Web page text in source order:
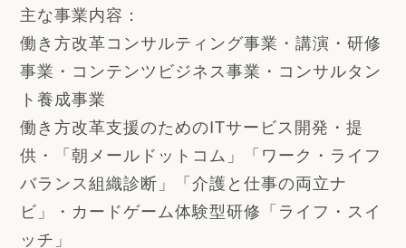
主な事業内容：
働き方改革コンサルティング事業・講演・研修
事業・コンテンツビジネス事業・コンサルタン
ト養成事業
働き方改革支援のためのITサービス開発・提
供・「朝メールドットコム」「ワーク・ライフ
バランス組織診断」「介護と仕事の両立ナ
ビ」・カードゲーム体験型研修「ライフ・スイ
ッチ」